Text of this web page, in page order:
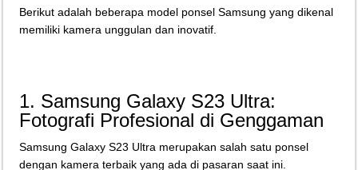
Berikut adalah beberapa model ponsel Samsung yang dikenal
memiliki kamera unggulan dan inovatif.
1. Samsung Galaxy S23 Ultra:
Fotografi Profesional di Genggaman
Samsung Galaxy S23 Ultra merupakan salah satu ponsel
dengan kamera terbaik yang ada di pasaran saat ini.